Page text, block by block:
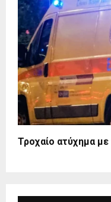
Τροχαίο ατύχημα